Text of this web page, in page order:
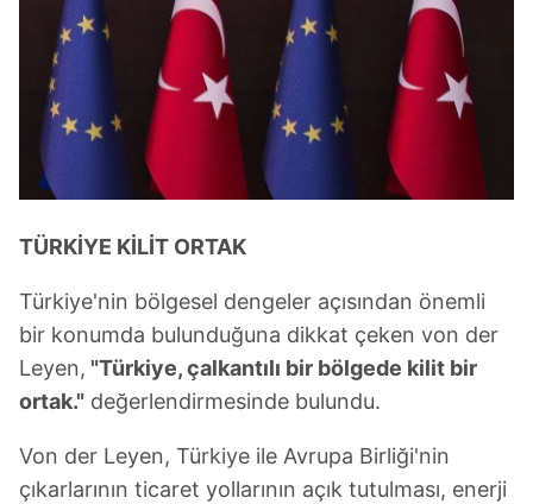
TÜRKİYE KİLİT ORTAK
Türkiye'nin bölgesel dengeler açısından önemli
bir konumda bulunduğuna dikkat çeken von der
Leyen, "Türkiye, çalkantılı bir bölgede kilit bir
ortak." değerlendirmesinde bulundu.
Von der Leyen, Türkiye ile Avrupa Birliği'nin
çıkarlarının ticaret yollarının açık tutulması, enerji